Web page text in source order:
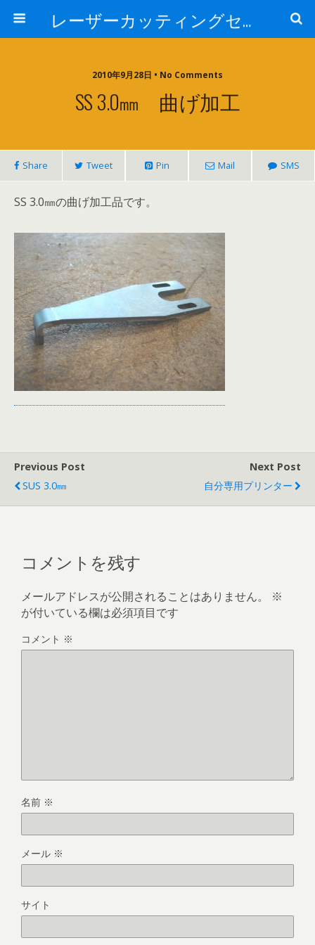
レーザーカッティングセンター 株式会社 中本鉄工所
2010年9月28日 • No Comments
SS 3.0㎜ 曲げ加工
Share Tweet Pin Mail SMS
SS 3.0㎜の曲げ加工品です。
Previous Post
SUS 3.0㎜
Next Post
自分専用プリンター
コメントを残す
メールアドレスが公開されることはありません。
※
が付いている欄は必須項目です
コメント ※
名前 ※
メール ※
サイト